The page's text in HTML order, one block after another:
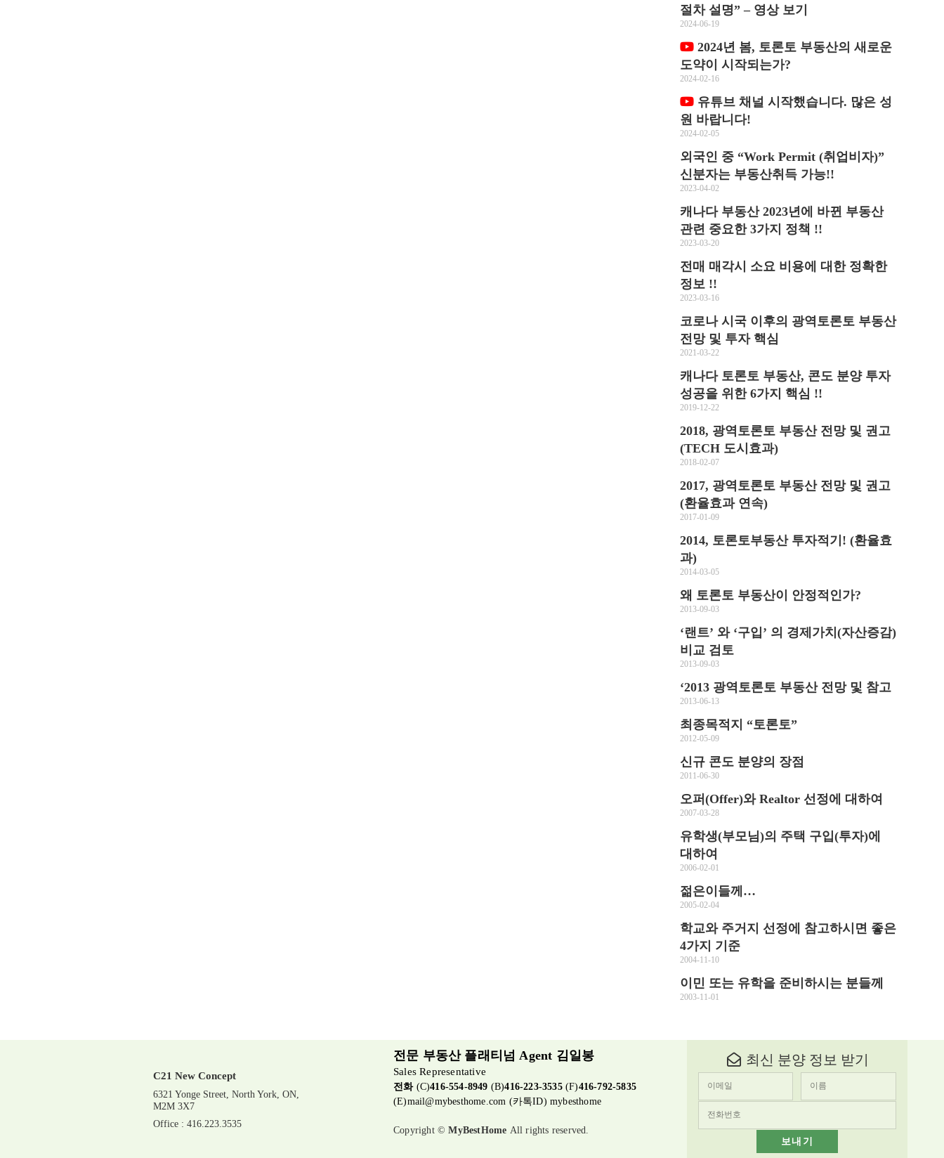
절차 설명” – 영상 보기
2024-06-19
2024년 봄, 토론토 부동산의 새로운
도약이 시작되는가?
2024-02-16
유튜브 채널 시작했습니다. 많은 성
원 바랍니다!
2024-02-05
외국인 중 “Work Permit (취업비자)”
신분자는 부동산취득 가능!!
2023-04-02
캐나다 부동산 2023년에 바뀐 부동산
관련 중요한 3가지 정책 !!
2023-03-20
전매 매각시 소요 비용에 대한 정확한
정보 !!
2023-03-16
코로나 시국 이후의 광역토론토 부동산
전망 및 투자 핵심
2021-03-22
캐나다 토론토 부동산, 콘도 분양 투자
성공을 위한 6가지 핵심 !!
2019-12-22
2018, 광역토론토 부동산 전망 및 권고
(TECH 도시효과)
2018-02-07
2017, 광역토론토 부동산 전망 및 권고
(환율효과 연속)
2017-01-09
2014, 토론토부동산 투자적기! (환율효
과)
2014-03-05
왜 토론토 부동산이 안정적인가?
2013-09-03
‘랜트’ 와 ‘구입’ 의 경제가치(자산증감)
비교 검토
2013-09-03
‘2013 광역토론토 부동산 전망 및 참고
2013-06-13
최종목적지 “토론토”
2012-05-09
신규 콘도 분양의 장점
2011-06-30
오퍼(Offer)와 Realtor 선정에 대하여
2007-03-28
유학생(부모님)의 주택 구입(투자)에
대하여
2006-02-01
젊은이들께…
2005-02-04
학교와 주거지 선정에 참고하시면 좋은
4가지 기준
2004-11-10
이민 또는 유학을 준비하시는 분들께
2003-11-01
C21 New Concept
6321 Yonge Street, North York, ON,
M2M 3X7
Office : 416.223.3535
전문 부동산 플래티넘 Agent 김일봉
Sales Representative
전화(C)416-554-8949 (B)416-223-3535(F)416-792-5835
(E)mail@mybesthome.com (카톡ID) mybesthome
Copyright ©MyBestHome All rights reserved.
최신 분양 정보 받기
보내기